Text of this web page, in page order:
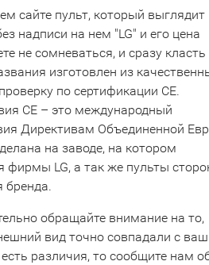
сайте пульт, который выглядит
надписи на нем "LG" и его цена
не сомневаться, и сразу класть
изготовлен из
по сертификации CE.
СЕ – это международный
Директивам Объединенной
на заводе, на котором
фирмы LG, а так же пульты
бренда.
обращайте внимание на то,
вид точно совпадали с
различия, то сообщите нам